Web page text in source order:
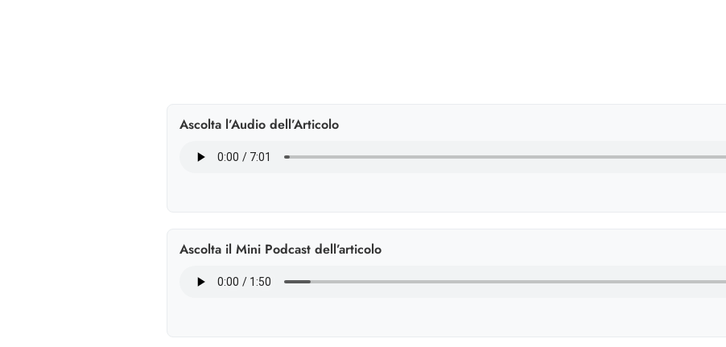
Ascolta l’Audio dell’Articolo
Ascolta il Mini Podcast dell’articolo